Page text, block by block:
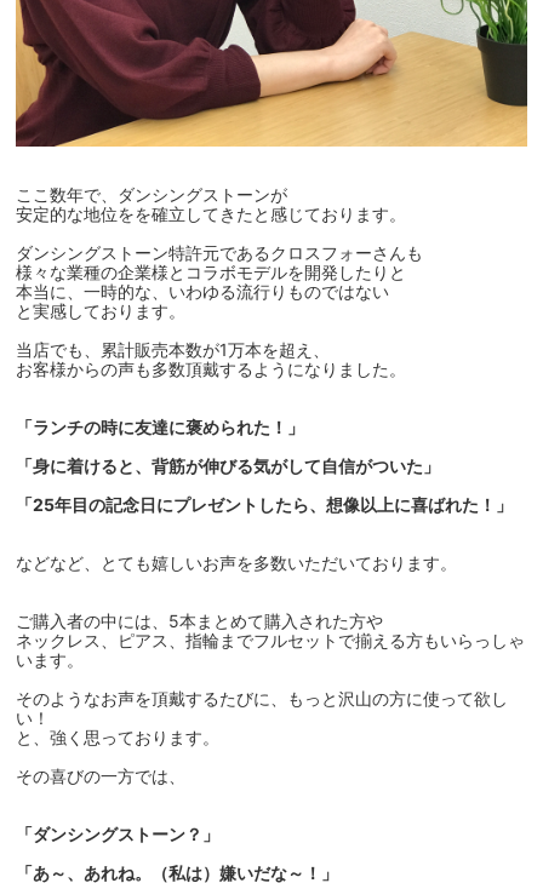
ここ数年で、ダンシングストーンが
安定的な地位をを確立してきたと感じております。
ダンシングストーン特許元であるクロスフォーさんも
様々な業種の企業様とコラボモデルを開発したりと
本当に、一時的な、いわゆる流行りものではない
と実感しております。
当店でも、累計販売本数が1万本を超え、
お客様からの声も多数頂戴するようになりました。
「ランチの時に友達に褒められた！」
「身に着けると、背筋が伸びる気がして自信がついた」
「25年目の記念日にプレゼントしたら、想像以上に喜ばれた！」
などなど、とても嬉しいお声を多数いただいております。
ご購入者の中には、5本まとめて購入された方や
ネックレス、ピアス、指輪までフルセットで揃える方もいらっしゃ
います。
そのようなお声を頂戴するたびに、もっと沢山の方に使って欲し
い！
と、強く思っております。
その喜びの一方では、
「ダンシングストーン？」
「あ～、あれね。（私は）嫌いだな～！」